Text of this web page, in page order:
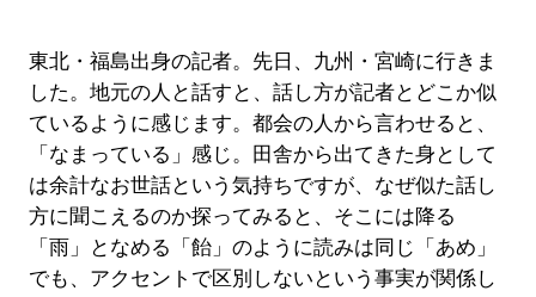
東北・福島出身の記者。先日、九州・宮崎に行きま
した。地元の人と話すと、話し方が記者とどこか似
ているように感じます。都会の人から言わせると、
「なまっている」感じ。田舎から出てきた身として
は余計なお世話という気持ちですが、なぜ似た話し
方に聞こえるのか探ってみると、そこには降る
「雨」となめる「飴」のように読みは同じ「あめ」
でも、アクセントで区別しないという事実が関係し